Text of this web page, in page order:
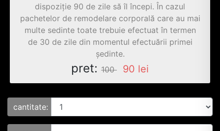
dispoziție 90 de zile să îl începi. În cazul
pachetelor de remodelare corporală care au mai
multe sedinte toate trebuie efectuat în termen
de 30 de zile din momentul efectuării primei
ședinte.
pret: 100 90 lei
cantitate: